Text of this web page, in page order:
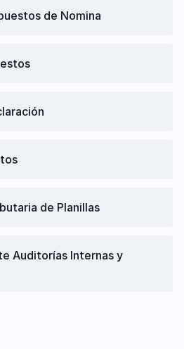
de Nomina
de Nómina
Cálculo
y Comprobantes
de Planillas
aviso de Auditoría o
Auditorías Internas y